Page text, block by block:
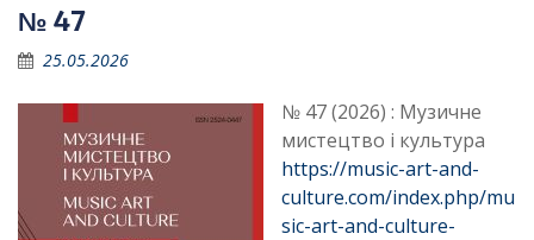
№ 47
25.05.2026
№ 47 (2026) : Музичне
мистецтво і культура
https://music-art-and-
culture.com/index.php/mu
sic-art-and-culture-